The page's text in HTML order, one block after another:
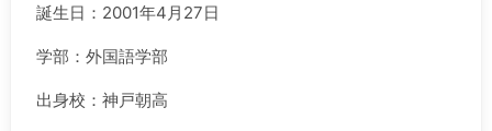
誕生日：2001年4月27日
学部：外国語学部
出身校：神戸朝高